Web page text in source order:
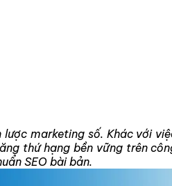
marketing số. Khác với
thứ hạng bền vững trên
SEO bài bản.